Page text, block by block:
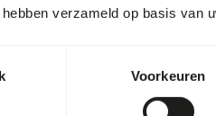
verzameld op basis van
Voorkeuren
4 kg emmer
UIT VOORRAAD LEVERBAAR